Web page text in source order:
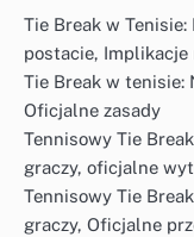
Tie Break w
postacie, Implikacje
Tie Break w tenisie:
Oficjalne zasady
Tennisowy Tie
graczy, oficjalne
Tennisowy Tie
graczy, Oficjalne